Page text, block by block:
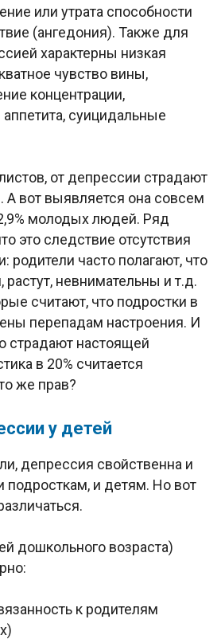
или утрата способности
(ангедония). Также для
характерны низкая
чувство вины,
концентрации,
аппетита, суицидальные
от депрессии страдают
А вот выявляется она совсем
молодых людей. Ряд
это следствие отсутствия
родители часто полагают, что
растут, невнимательны и т.д.
считают, что подростки в
перепадам настроения. И
страдают настоящей
в 20% считается
же прав?
у детей
депрессия свойственна и
и детям. Но вот
дошкольного возраста)
к родителям